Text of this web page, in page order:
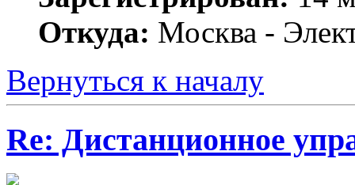
Откуда: Москва -
Вернуться к началу
Re: Дистанционное